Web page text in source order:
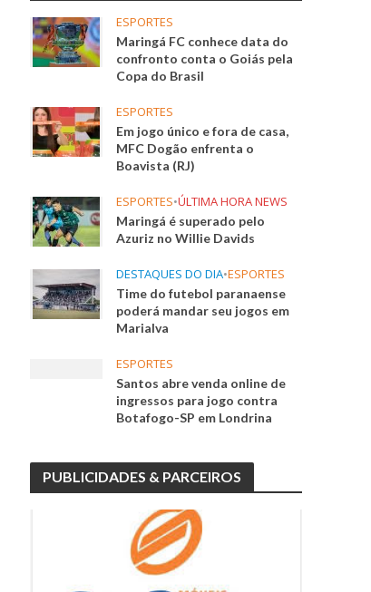
ESPORTES
Maringá FC conhece data do
confronto conta o Goiás pela
Copa do Brasil
ESPORTES
Em jogo único e fora de casa,
MFC Dogão enfrenta o
Boavista (RJ)
ESPORTES•ÚLTIMA HORA NEWS
Maringá é superado pelo
Azuriz no Willie Davids
DESTAQUES DO DIA•ESPORTES
Time do futebol paranaense
poderá mandar seu jogos em
Marialva
ESPORTES
Santos abre venda online de
ingressos para jogo contra
Botafogo-SP em Londrina
PUBLICIDADES & PARCEIROS